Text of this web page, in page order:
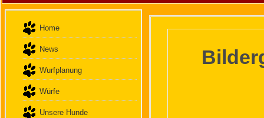
Home
News
Wurfplanung
Würfe
Unsere Hunde